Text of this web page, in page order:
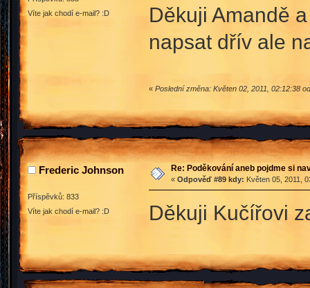
Víte jak chodí e-mail? :D
Děkuji Amandě
napsat dřív ale
« Poslední změna: Květen 02, 2011, 02:12:38
Frederic Johnson
Příspěvků: 833
Víte jak chodí e-mail? :D
Re: Poděkování aneb pojdme si
« Odpověď #89 kdy: Květen 05, 2011,
Děkuji Kučířovi